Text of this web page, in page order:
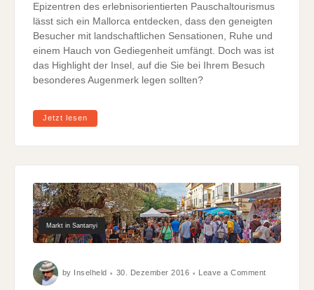
Epizentren des erlebnisorientierten Pauschaltourismus
lässt sich ein Mallorca entdecken, dass den geneigten
Besucher mit landschaftlichen Sensationen, Ruhe und
einem Hauch von Gediegenheit umfängt. Doch was ist
das Highlight der Insel, auf die Sie bei Ihrem Besuch
besonderes Augenmerk legen sollten?
Jetzt lesen
Markt in Santanyi
by Inselheld 30. Dezember 2016 Leave a CommentMärkte